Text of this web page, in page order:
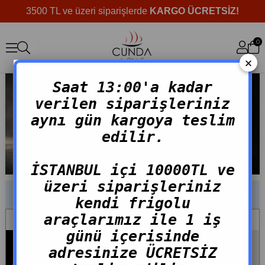
3500 TL ve üzeri siparişlerde KARGO ÜCRETSİZ!
0
EN ÇOK SATANLAR
×
Saat 13:00'a kadar
verilen siparişleriniz
aynı gün kargoya teslim
edilir.
İSTANBUL içi 10000TL ve
üzeri siparişleriniz
kendi frigolu
araçlarımız ile 1 iş
günü içerisinde
adresinize ÜCRETSİZ